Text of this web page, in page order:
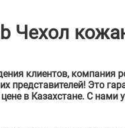
Чехол
клиентов, компания
их представителей! Это
в Казахстане. С нами